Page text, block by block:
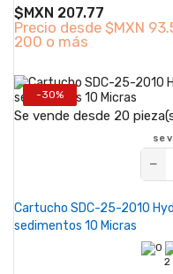
$MXN 207.77
Precio desde $MXN
200 o más
-30%
Se vende desde 20
se
−
Cartucho SDC-25-2010
sedimentos 10 Micras
2